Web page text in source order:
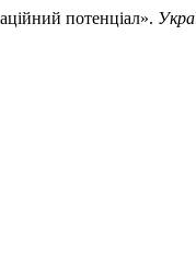
потенціал».